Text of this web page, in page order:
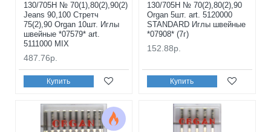
130/705H № 70(1),80(2),90(2)
Jeans 90,100 Стретч
75(2),90 Organ 10шт. Иглы
швейные *07579* art.
5111000 MIX
487.76р.
Купить
130/705H № 70(2),80(2),90
Organ 5шт. art. 5120000
STANDARD Иглы швейные
*07908* (7г)
152.88р.
Купить